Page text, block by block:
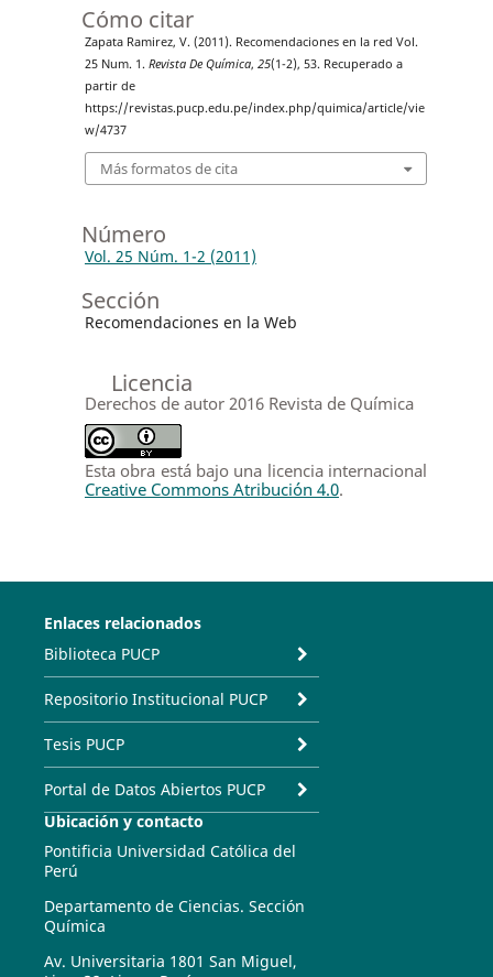
Cómo citar
Zapata Ramirez, V. (2011). Recomendaciones en la red Vol.
25 Num. 1. Revista De Química, 25(1-2), 53. Recuperado a
partir de
https://revistas.pucp.edu.pe/index.php/quimica/article/vie
w/4737
Más formatos de cita
Número
Vol. 25 Núm. 1-2 (2011)
Sección
Recomendaciones en la Web
Licencia
Derechos de autor 2016 Revista de Química
Esta obra está bajo una licencia internacional
Creative Commons Atribución 4.0.
Enlaces relacionados
Biblioteca PUCP
Repositorio Institucional PUCP
Tesis PUCP
Portal de Datos Abiertos PUCP
Ubicación y contacto
Pontificia Universidad Católica del
Perú
Departamento de Ciencias. Sección
Química
Av. Universitaria 1801 San Miguel,